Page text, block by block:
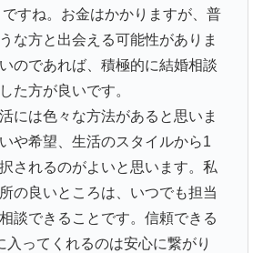
すね。お金はかかりますが、普
な方と出会える可能性がありま
のであれば、積極的に結婚相談
た方が良いです。
には色々な方法があると思いま
や希望、生活のスタイルから1
されるのがよいと思います。私
の良いところは、いつでも担当
談できることです。信頼できる
入ってくれるのは安心に繋がり